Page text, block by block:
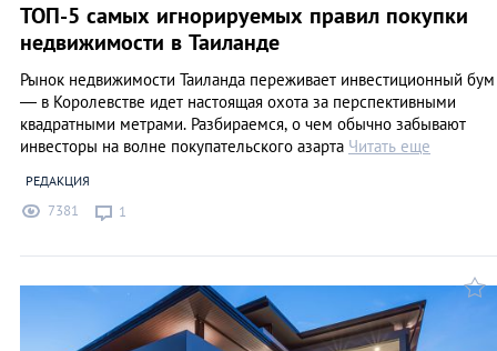
ТОП-5 самых игнорируемых правил покупки
недвижимости в Таиланде
Рынок недвижимости Таиланда переживает инвестиционный бум
— в Королевстве идет настоящая охота за перспективными
квадратными метрами. Разбираемся, о чем обычно забывают
инвесторы на волне покупательского азарта Читать еще
РЕДАКЦИЯ
7381 1